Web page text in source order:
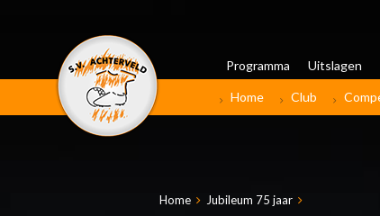
Programma Uitslagen
Home Club
Home Jubileum 75 jaar